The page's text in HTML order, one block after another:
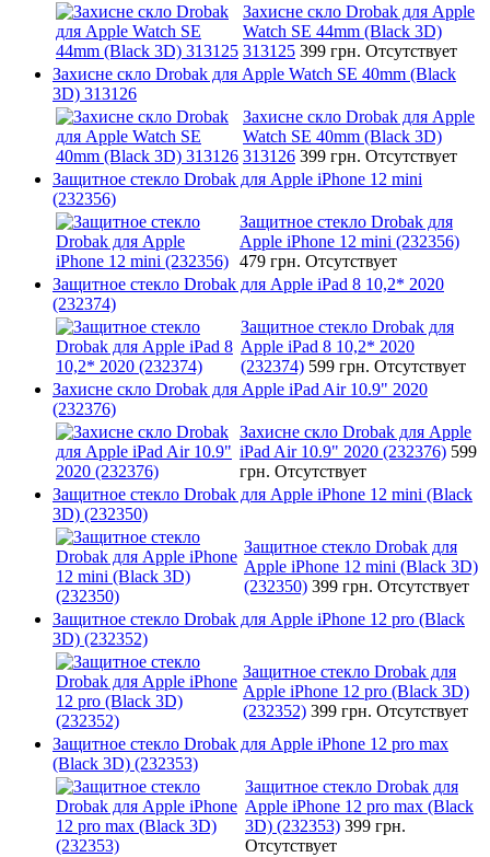
Захисне скло Drobak для Apple
Watch SE 44mm (Black 3D)
313125 399 грн. Отсутствует
Захисне скло Drobak для Apple Watch SE 40mm (Black
3D) 313126
Захисне скло Drobak для Apple
Watch SE 40mm (Black 3D)
313126 399 грн. Отсутствует
Защитное стекло Drobak для Apple iPhone 12 mini
(232356)
Защитное стекло Drobak для
Apple iPhone 12 mini (232356)
479 грн. Отсутствует
Защитное стекло Drobak для Apple iPad 8 10,2* 2020
(232374)
Защитное стекло Drobak для
Apple iPad 8 10,2* 2020
(232374) 599 грн. Отсутствует
Захисне скло Drobak для Apple iPad Air 10.9" 2020
(232376)
Захисне скло Drobak для Apple
iPad Air 10.9" 2020 (232376) 599
грн. Отсутствует
Защитное стекло Drobak для Apple iPhone 12 mini (Black
3D) (232350)
Защитное стекло Drobak для
Apple iPhone 12 mini (Black 3D)
(232350) 399 грн. Отсутствует
Защитное стекло Drobak для Apple iPhone 12 pro (Black
3D) (232352)
Защитное стекло Drobak для
Apple iPhone 12 pro (Black 3D)
(232352) 399 грн. Отсутствует
Защитное стекло Drobak для Apple iPhone 12 pro max
(Black 3D) (232353)
Защитное стекло Drobak для
Apple iPhone 12 pro max (Black
3D) (232353) 399 грн.
Отсутствует